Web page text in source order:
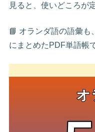
見ると、使いどころが
📘 オランダ語の語彙も
にまとめたPDF単語帳